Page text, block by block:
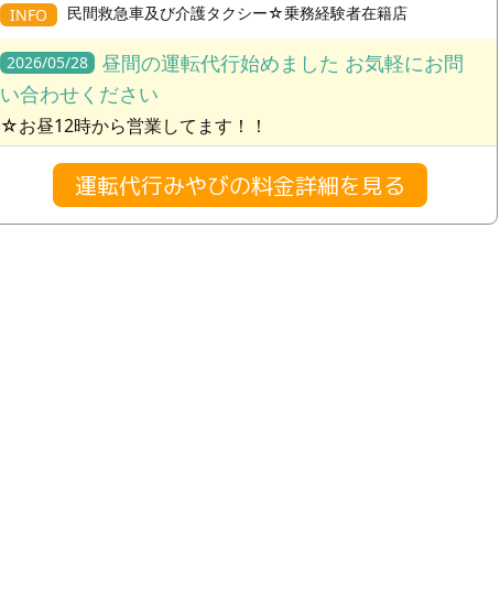
INFO 民間救急車及び介護タクシー☆乗務経験者在籍店
2026/05/28
昼間の運転代行始めました お気軽にお問
い合わせください
☆お昼12時から営業してます！！
運転代行みやびの料金詳細を見る